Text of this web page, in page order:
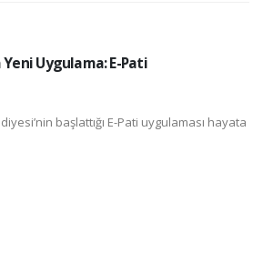
Uygulama: E-Pati
başlattığı E-Pati uygulaması hayata